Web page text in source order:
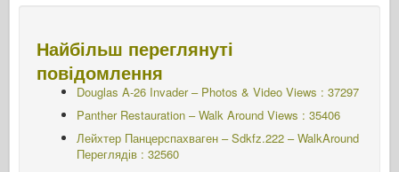
Найбільш переглянуті
повідомлення
Douglas A-26 Invader – Photos & Video Views : 37297
Panther Restauration – Walk Around Views : 35406
Лейхтер Панцерспахваген – Sdkfz.222 – WalkAround
Переглядів : 32560